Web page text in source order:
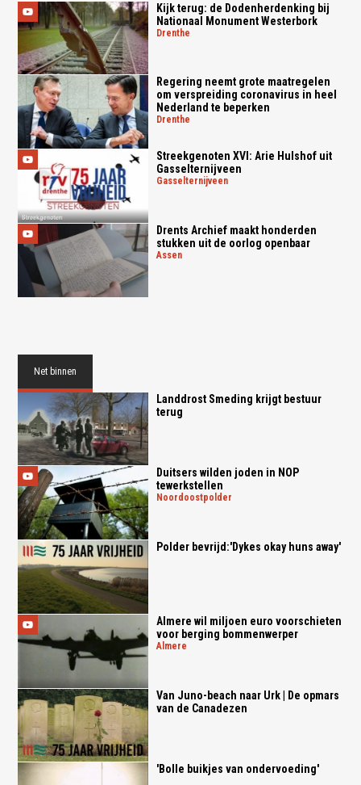
Kijk terug: de Dodenherdenking bij
Nationaal Monument Westerbork
drenthe
Regering neemt grote maatregelen
om verspreiding coronavirus in heel
Nederland te beperken
drenthe
Streekgenoten XVI: Arie Hulshof uit
Gasselternijveen
gasselternijveen
Drents Archief maakt honderden
stukken uit de oorlog openbaar
assen
Net binnen
Landdrost Smeding krijgt bestuur
terug
Duitsers wilden joden in NOP
tewerkstellen
noordoostpolder
Polder bevrijd:'Dykes okay huns away'
Almere wil miljoen euro voorschieten
voor berging bommenwerper
almere
Van Juno-beach naar Urk | De opmars
van de Canadezen
'Bolle buikjes van ondervoeding'